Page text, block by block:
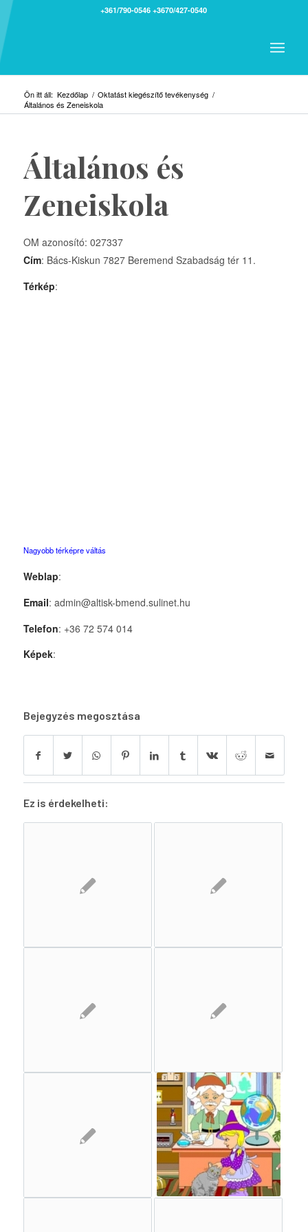
+361/790-0546 +3670/427-0540
Ön itt áll: Kezdőlap / Oktatást kiegészítő tevékenység /
Általános és Zeneiskola
Általános és
Zeneiskola
OM azonosító: 027337
Cím: Bács-Kiskun 7827 Beremend Szabadság tér 11.
Térkép:
Nagyobb térképre váltás
Weblap:
Email: admin@altisk-bmend.sulinet.hu
Telefon: +36 72 574 014
Képek:
Bejegyzés megosztása
Ez is érdekelheti: